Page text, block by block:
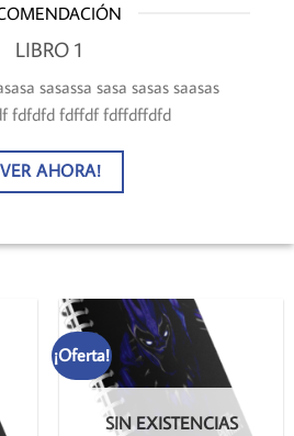
LIBRO 1
sasassa sasa sasas saasas
fdfdfd fdffdf fdffdffdfd
AHORA!
¡Oferta!
SIN EXISTENCIAS